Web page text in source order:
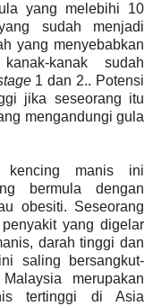
yang melebihi 10
sudah menjadi
yang menyebabkan
kanak sudah
1 dan 2.. Potensi
jika seseorang itu
mengandungi gula
kencing manis ini
bermula dengan
obesiti. Seseorang
yang digelar
darah tinggi dan
saling bersangkut-
merupakan
tertinggi di Asia